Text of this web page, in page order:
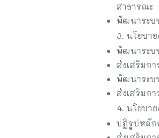
สาธารณะ
พัฒนาระบ
นโยบา
พัฒนาระบ
ส่งเสริมก
พัฒนาระบ
ส่งเสริมก
นโยบา
ปฏิรูปหลัก